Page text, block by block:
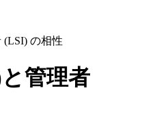
(LSI) の相性
と管理者